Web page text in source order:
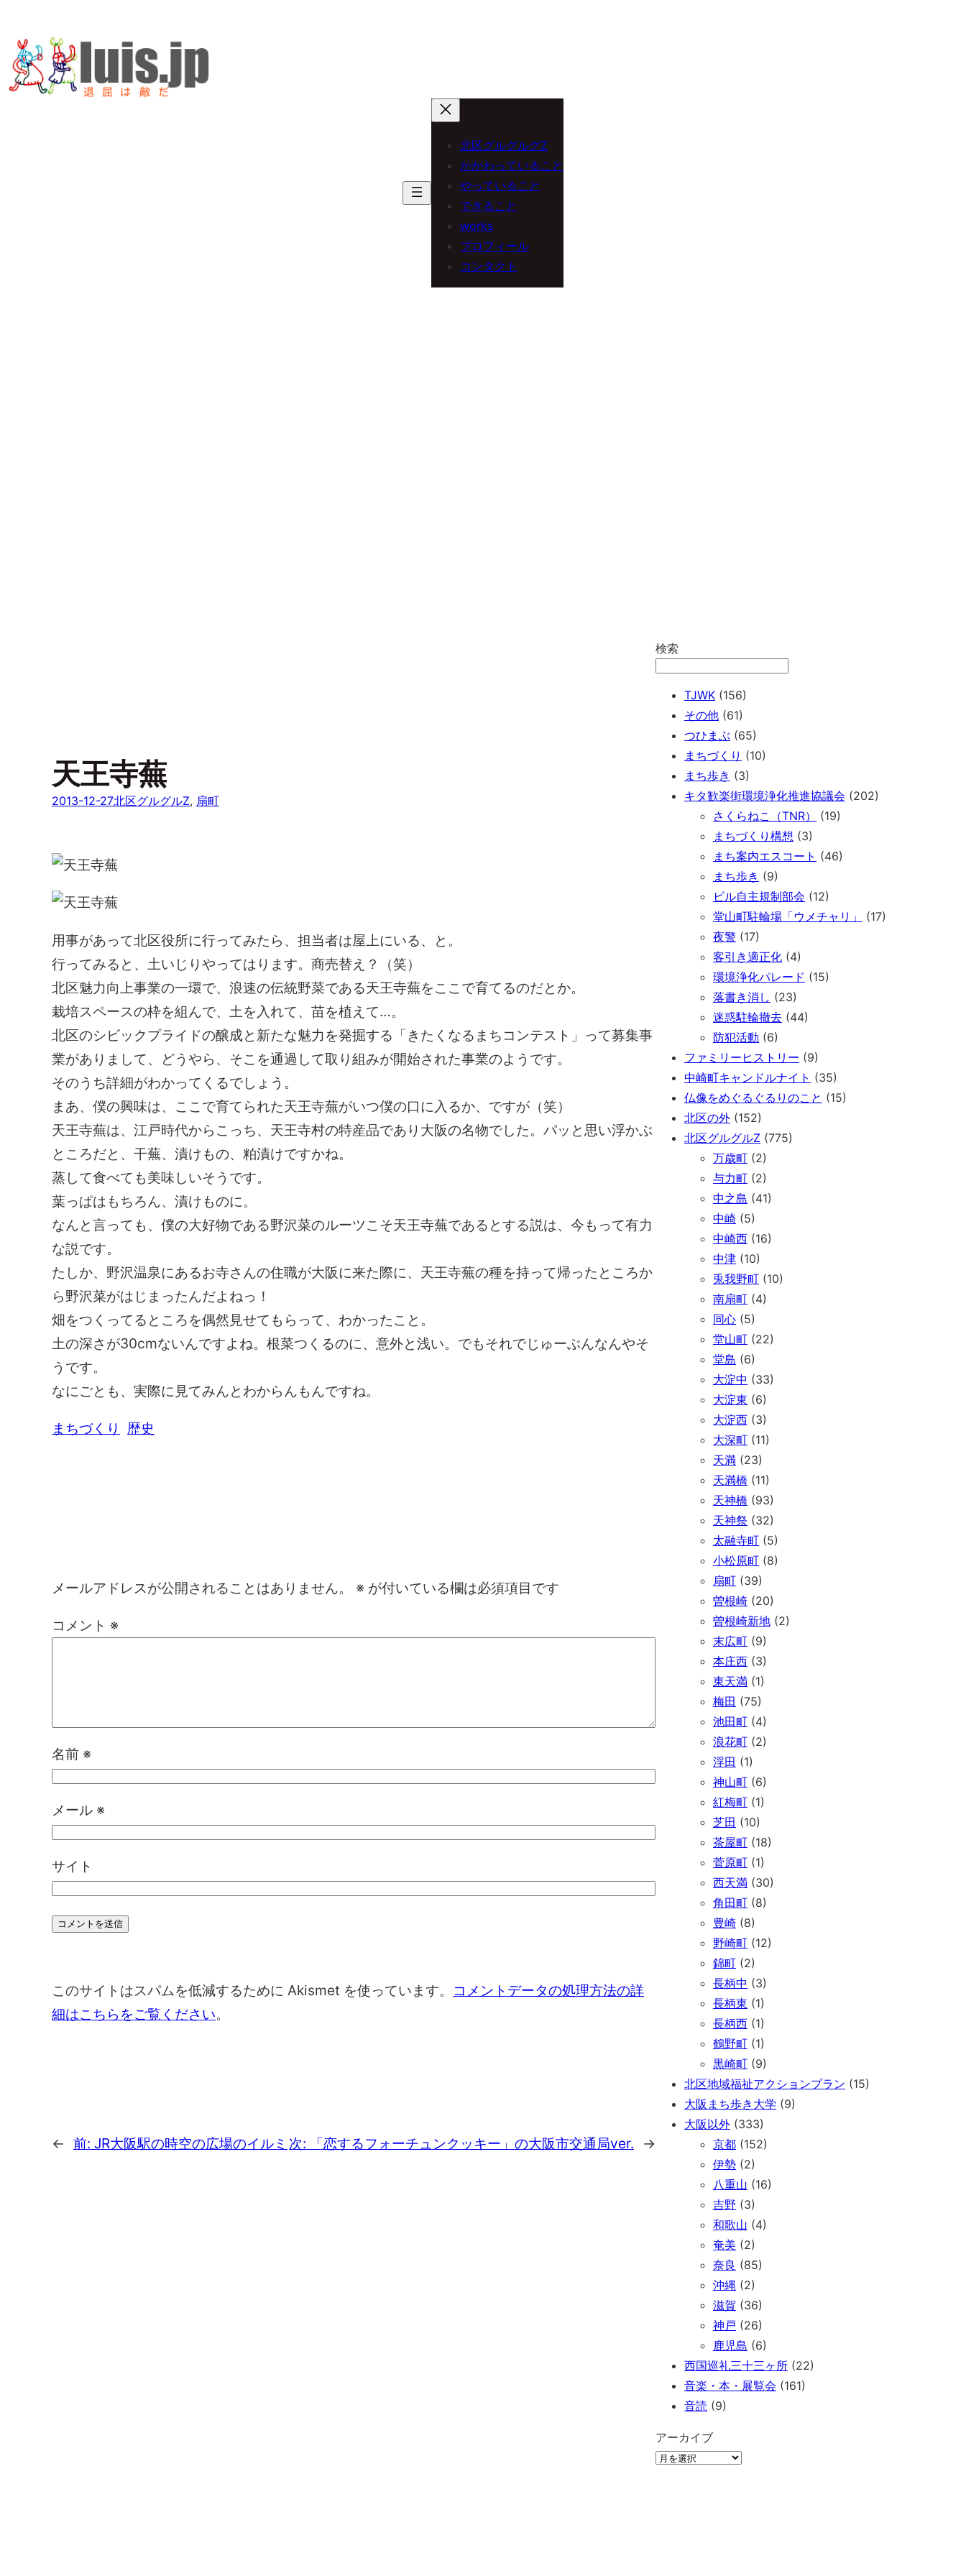
容
を
ス
北区グルグルグZ
かかわっていること
やっていること
できること
works
プロフィール
コンタクト
天王寺蕪
2013-12-27北区グルグルZ, 扇町
用事があって北区役所に行ってみたら、担当者は屋上にいる、と。
行ってみると、土いじりやってはります。商売替え？（笑）
北区魅力向上事業の一環で、浪速の伝統野菜である天王寺蕪をここで育てるのだとか。
栽培スペースの枠を組んで、土を入れて、苗を植えて…。
北区のシビックプライドの醸成と新たな魅力を発掘する「きたくなるまちコンテスト」って募集事
業がありまして、どうやら、そこを通過して取り組みが開始された事業のようです。
そのうち詳細がわかってくるでしょう。
まあ、僕の興味は、ここで育てられた天王寺蕪がいつ僕の口に入るか、ですが（笑）
天王寺蕪は、江戸時代からこっち、天王寺村の特産品であり大阪の名物でした。パッと思い浮かぶ
ところだと、干蕪、漬けもの、粕漬けですかね。
蒸して食べても美味しいそうです。
葉っぱはもちろん、漬けものに。
なんと言っても、僕の大好物である野沢菜のルーツこそ天王寺蕪であるとする説は、今もって有力
な説です。
たしか、野沢温泉にあるお寺さんの住職が大阪に来た際に、天王寺蕪の種を持って帰ったところか
ら野沢菜がはじまったんだよねっ！
畑をつくってるところを偶然見せてもらって、わかったこと。
土の深さが30cmないんですよね。根菜つくるのに、意外と浅い。でもそれでじゅーぶんなんやそ
うです。
なにごとも、実際に見てみんとわからんもんですね。
まちづくり 歴史
メールアドレスが公開されることはありません。 ※ が付いている欄は必須項目です
コメント ※
名前 ※
メール ※
サイト
このサイトはスパムを低減するために Akismet を使っています。
コメントデータの処理方法の詳
細はこちらをご覧ください。
← 前: JR大阪駅の時空の広場のイルミ 次: 「恋するフォーチュンクッキー」の大阪市交通局ver. →
検索
TJWK (156)
その他 (61)
つひまぶ (65)
まちづくり (10)
まち歩き (3)
キタ歓楽街環境浄化推進協議会 (202)
さくらねこ（TNR）
(19)
まちづくり構想 (3)
まち案内エスコート (46)
まち歩き (9)
ビル自主規制部会 (12)
堂山町駐輪場「ウメチャリ」
(17)
夜警 (17)
客引き適正化 (4)
環境浄化パレード (15)
落書き消し (23)
迷惑駐輪撤去 (44)
防犯活動 (6)
ファミリーヒストリー (9)
中崎町キャンドルナイト (35)
仏像をめぐるぐるりのこと (15)
北区の外 (152)
北区グルグルZ (775)
万歳町 (2)
与力町 (2)
中之島 (41)
中崎 (5)
中崎西 (16)
中津 (10)
兎我野町 (10)
南扇町 (4)
同心 (5)
堂山町 (22)
堂島 (6)
大淀中 (33)
大淀東 (6)
大淀西 (3)
大深町 (11)
天満 (23)
天満橋 (11)
天神橋 (93)
天神祭 (32)
太融寺町 (5)
小松原町 (8)
扇町 (39)
曽根崎 (20)
曽根崎新地 (2)
末広町 (9)
本庄西 (3)
東天満 (1)
梅田 (75)
池田町 (4)
浪花町 (2)
浮田 (1)
神山町 (6)
紅梅町 (1)
芝田 (10)
茶屋町 (18)
菅原町 (1)
西天満 (30)
角田町 (8)
豊崎 (8)
野崎町 (12)
錦町 (2)
長柄中 (3)
長柄東 (1)
長柄西 (1)
鶴野町 (1)
黒崎町 (9)
北区地域福祉アクションプラン (15)
大阪まち歩き大学 (9)
大阪以外 (333)
京都 (152)
伊勢 (2)
八重山 (16)
吉野 (3)
和歌山 (4)
奄美 (2)
奈良 (85)
沖縄 (2)
滋賀 (36)
神戸 (26)
鹿児島 (6)
西国巡礼三十三ヶ所 (22)
音楽・本・展覧会 (161)
音読 (9)
アーカイブ